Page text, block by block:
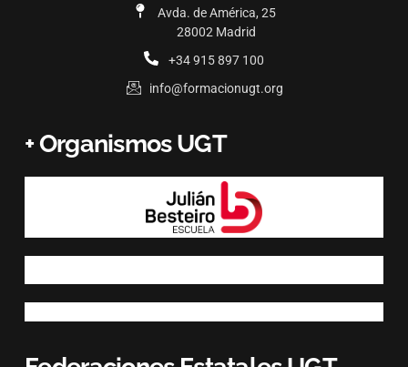
Avda. de América, 25
28002 Madrid
+34 915 897 100
info@formacionugt.org
+ Organismos UGT